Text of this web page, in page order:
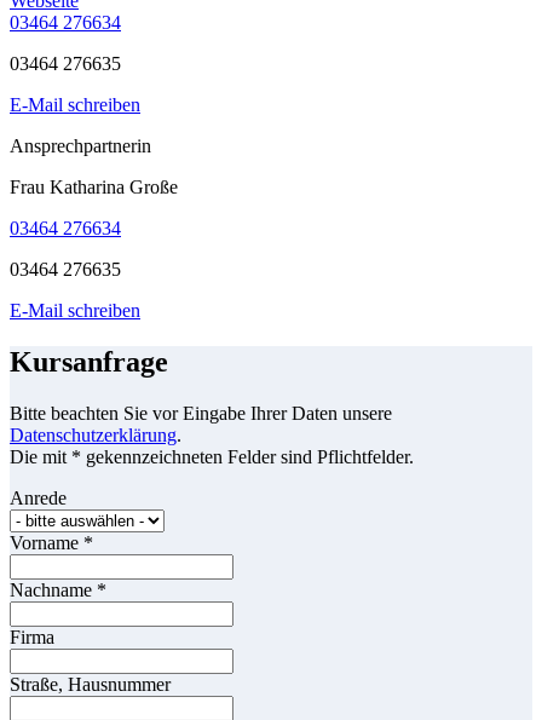
03464 276634
03464 276635
E-Mail schreiben
Ansprechpartnerin
Frau Katharina Große
03464 276634
03464 276635
E-Mail schreiben
Kursanfrage
Bitte beachten Sie vor Eingabe Ihrer Daten unsere
Datenschutzerklärung.
Die mit * gekennzeichneten Felder sind Pflichtfelder.
Anrede
Vorname *
Nachname *
Firma
Straße, Hausnummer